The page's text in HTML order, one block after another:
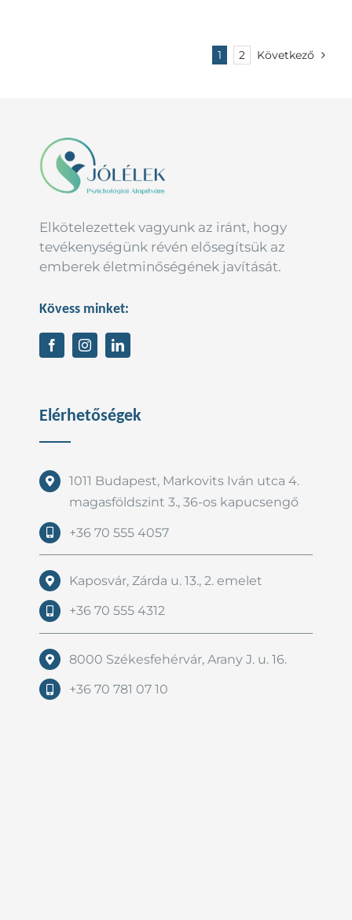
1 2 Következő
Elkötelezettek vagyunk az iránt, hogy
tevékenységünk révén elősegítsük az
emberek életminőségének javítását.
Kövess minket:
Elérhetőségek
1011 Budapest, Markovits Iván utca 4.
magasföldszint 3., 36-os kapucsengő
+36 70 555 4057
Kaposvár, Zárda u. 13., 2. emelet
+36 70 555 4312
8000 Székesfehérvár, Arany J. u. 16.
+36 70 781 07 10